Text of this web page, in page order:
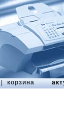
корзина